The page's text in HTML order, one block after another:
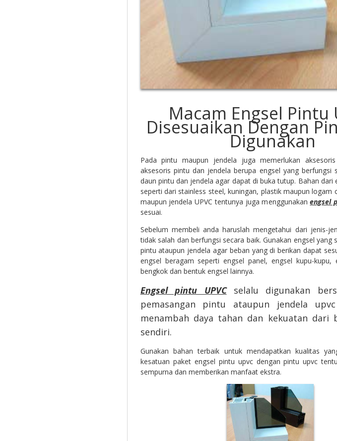
Macam Engsel Pintu
Disesuaikan Dengan
Digunakan
Pada pintu maupun jendela juga memerlukan
aksesoris pintu dan jendela berupa engsel yang berfungsi
daun pintu dan jendela agar dapat di buka tutup. Bahan dari
seperti dari stainless steel, kuningan, plastik maupun logam
maupun jendela UPVC tentunya juga menggunakanengsel
sesuai.
Sebelum membeli anda haruslah mengetahui dari jenis-
tidak salah dan berfungsi secara baik. Gunakan engsel yang
pintu ataupun jendela agar beban yang di berikan dapat
engsel beragam seperti engsel panel, engsel kupu-kupu,
bengkok dan bentuk engsel lainnya.
Engsel pintu UPVCselalu digunakan
pemasangan pintu ataupun jendela
menambah daya tahan dan kekuatan dari
sendiri.
Gunakan bahan terbaik untuk mendapatkan kualitas
kesatuan paket engsel pintu upvc dengan pintu upvc
sempurna dan memberikan manfaat ekstra.